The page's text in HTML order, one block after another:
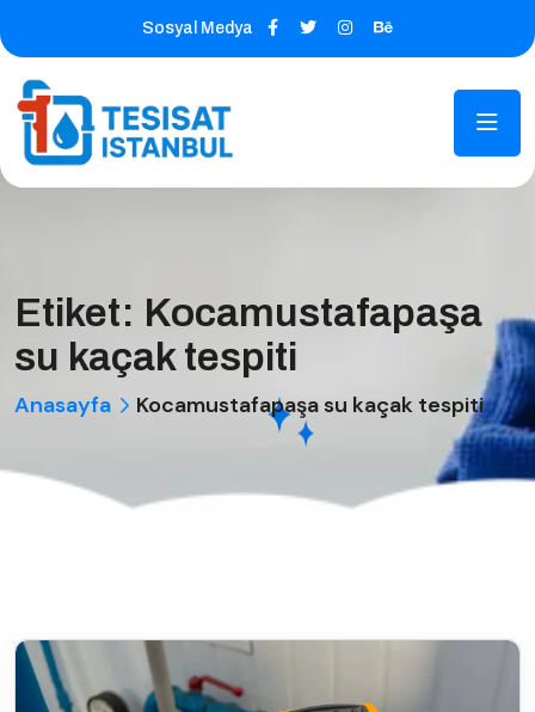
Sosyal Medya
Etiket: Kocamustafapaşa
su kaçak tespiti
Anasayfa Kocamustafapaşa su kaçak tespiti